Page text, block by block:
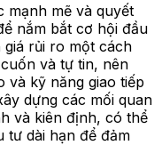
mạnh mẽ và quyết
nắm bắt cơ hội đầu
rủi ro một cách
và tự tin, nên
và kỹ năng giao tiếp
dựng các mối quan
và kiên định, có thể
tư dài hạn để đảm